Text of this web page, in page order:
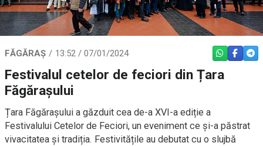
FĂGĂRAȘ 13:52 / 07/01/2024 WHATSAPP
Festivalul cetelor de feciori din Țara
Făgărașului
Țara Făgărașului a găzduit cea de-a XVI-a ediție a
Festivalului Cetelor de Feciori, un eveniment ce și-a păstrat
vivacitatea și tradiția. Festivitățile au debutat cu o slujbă